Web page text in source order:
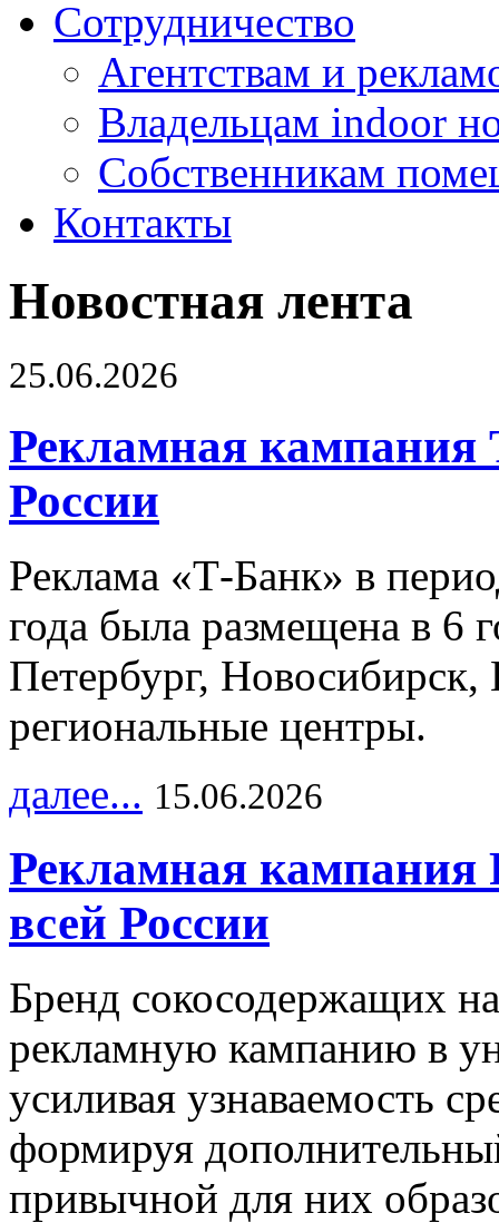
Сотрудничество
Агентствам и
Владельцам indoor
Собственникам
Контакты
Новостная лента
25.06.2026
Рекламная кампания
России
Реклама «Т-Банк» в
года была размещена в 6
Петербург,
региональные центры.
далее... 15.06.2026
Рекламная
всей России
Бренд сокосодержащих
рекламную кампанию в
усиливая узнаваемость
формируя
привычной для них